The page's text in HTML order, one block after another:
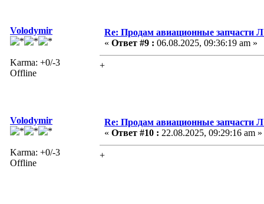
Volodymir
Karma: +0/-3
Offline
Re: Продам авиационные запчасти
« Ответ #9 : 06.08.2025, 09:36:19 am »
+
Volodymir
Karma: +0/-3
Offline
Re: Продам авиационные запчасти
« Ответ #10 : 22.08.2025, 09:29:16 am »
+